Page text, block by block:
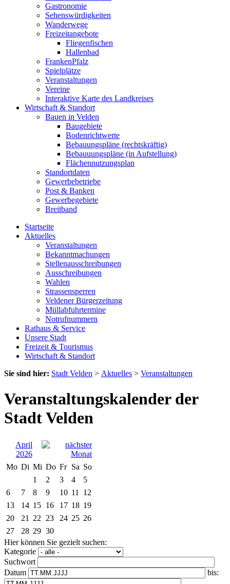
Gastronomie
Sehenswürdigkeiten
Wanderwege
Freizeitangebote
Fliegenfischen
Hallenbad
FrankenPfalz
Spielplätze
Veranstaltungen
Vereine
Interaktive Karte des Landkreises
Wirtschaft & Standort
Bauen in Velden
Baugebiete
Bodenrichtwerte
Bebauungspläne (rechtskräftig)
Bebauuungspläne (in Aufstellung)
Flächennutzungsplan
Standortdaten
Gewerbebetriebe
Post & Banken
Gewerbegebiete
Breitband
Startseite
Aktuelles
Veranstaltungen
Bekanntmachungen
Stellenausschreibungen
Ausschreibungen
Wahlen
Strassensperren
Veldener Bürgerzeitung
Müllabfuhrtermine
Notrufnummern
Rathaus & Service
Unsere Stadt
Freizeit & Tourismus
Wirtschaft & Standort
Sie sind hier: Stadt Velden > Aktuelles > Veranstaltungen
Veranstaltungskalender der
Stadt Velden
April
2026
Mo Di Mi Do Fr Sa So
1
2 3 4
5
6
7 8 9 10 11
12
13
14 15 16 17 18 19
20
21 22 23 24 25 26
27
28 29 30
Hier können Sie gezielt suchen:
Kategorie
Suchwort
Datum
bis: